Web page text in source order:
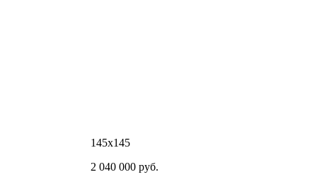
145х145
2 040 000 руб.